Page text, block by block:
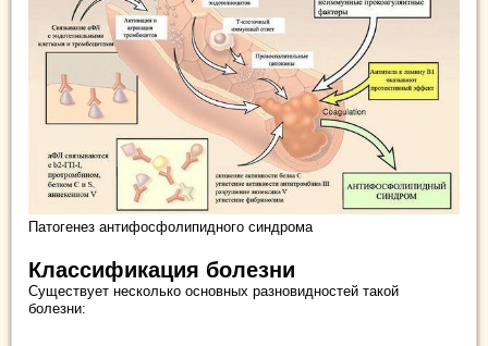
Патогенез антифосфолипидного синдрома
Классификация болезни
Существует несколько основных разновидностей такой
болезни: